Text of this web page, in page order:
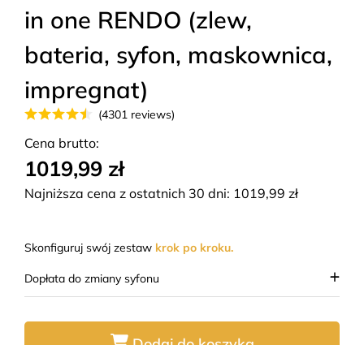
in one RENDO (zlew,
bateria, syfon, maskownica,
impregnat)
(4301 reviews)
Cena brutto:
1019,99 zł
Najniższa cena z ostatnich 30 dni: 1019,99 zł
Skonfiguruj swój zestaw krok po kroku.
Dopłata do zmiany syfonu